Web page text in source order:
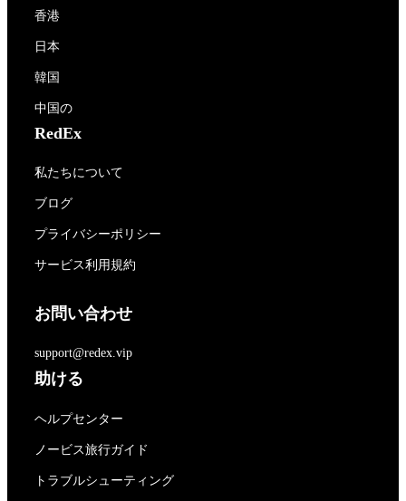
香港
日本
韓国
中国の
RedEx
私たちについて
ブログ
プライバシーポリシー
サービス利用規約
お問い合わせ
support@redex.vip
助ける
ヘルプセンター
ノービス旅行ガイド
トラブルシューティング